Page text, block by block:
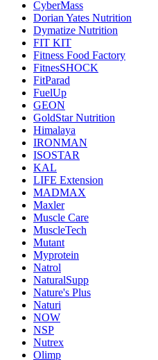
CyberMass
Dorian Yates Nutrition
Dymatize Nutrition
FIT KIT
Fitness Food Factory
FitnesSHOCK
FitParad
FuelUp
GEON
GoldStar Nutrition
Himalaya
IRONMAN
ISOSTAR
KAL
LIFE Extension
MADMAX
Maxler
Muscle Care
MuscleTech
Mutant
Myprotein
Natrol
NaturalSupp
Nature's Plus
Naturi
NOW
NSP
Nutrex
Olimp